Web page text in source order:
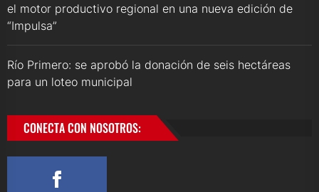
el motor productivo regional en una nueva edición de
“Impulsa”
Río Primero: se aprobó la donación de seis hectáreas
para un loteo municipal
CONECTA CON NOSOTROS: